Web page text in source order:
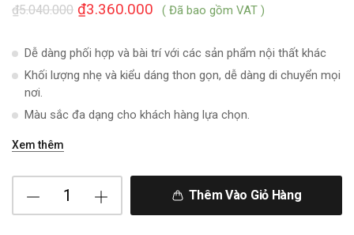
5.040.000
₫ 3.360.000
₫ ( Đã bao gồm VAT )
Dễ dàng phối hợp và bài trí với các sản phẩm nội thất khác
Khối lượng nhẹ và kiểu dáng thon gọn, dễ dàng di chuyển mọi
nơi.
Màu sắc đa dạng cho khách hàng lựa chọn.
Xem thêm
Thêm Vào Giỏ Hàng